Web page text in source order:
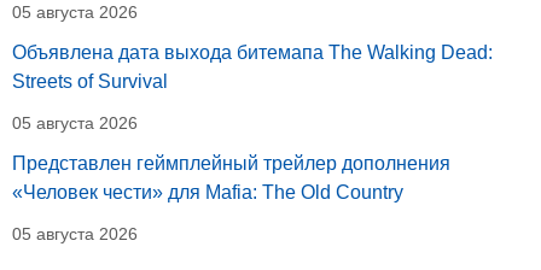
05 августа 2026
Объявлена дата выхода битемапа The Walking Dead:
Streets of Survival
05 августа 2026
Представлен геймплейный трейлер дополнения
«Человек чести» для Mafia: The Old Country
05 августа 2026